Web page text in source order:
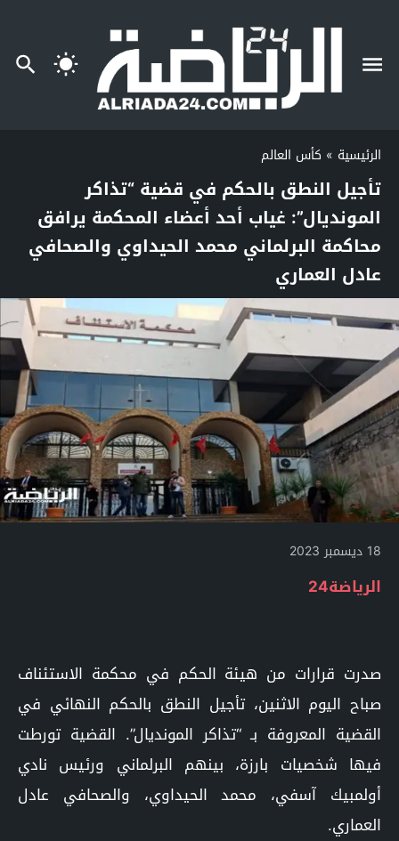
الرئيسية » كأس العالم
تأجيل النطق بالحكم في قضية “تذاكر
المونديال”: غياب أحد أعضاء المحكمة يرافق
محاكمة البرلماني محمد الحيداوي والصحافي
عادل العماري
18 ديسمبر 2023
الرياضة24
صدرت قرارات من هيئة الحكم في محكمة الاستئناف
صباح اليوم الاثنين، تأجيل النطق بالحكم النهائي في
القضية المعروفة بـ “تذاكر المونديال”. القضية تورطت
فيها شخصيات بارزة، بينهم البرلماني ورئيس نادي
أولمبيك آسفي، محمد الحيداوي، والصحافي عادل
العماري.